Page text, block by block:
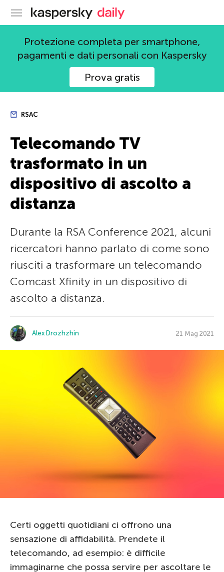
Blog ufficiale di Kaspersky
Protezione completa per smartphone,
pagamenti e dati personali con Kaspersky
Prova gratis
RSAC
Telecomando TV
trasformato in un
dispositivo di ascolto a
distanza
Durante la RSA Conference 2021, alcuni
ricercatori hanno parlato di come sono
riusciti a trasformare un telecomando
Comcast Xfinity in un dispositivo di
ascolto a distanza.
Alex Drozhzhin 21 Mag 2021
Certi oggetti quotidiani ci offrono una
sensazione di affidabilità. Prendete il
telecomando, ad esempio: è difficile
immaginarne che possa servire per ascoltare le